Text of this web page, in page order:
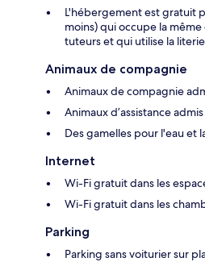
L'hébergement est gratuit
moins) qui occupe la
tuteurs et qui utilise la
Animaux de compagnie
Animaux de compagnie
Animaux d’assistance admis
Des gamelles pour l'eau et
Internet
Wi-Fi gratuit dans les
Wi-Fi gratuit dans les
Parking
Parking sans voiturier sur